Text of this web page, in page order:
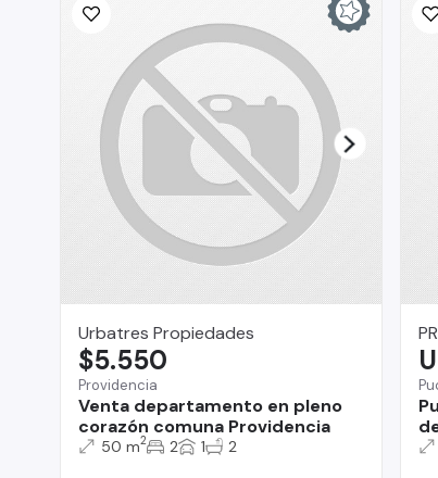
Urbatres Propiedades
Providencia
Venta departamento en pleno
corazón comuna Providencia
$5.550
50 m2 2 1 2